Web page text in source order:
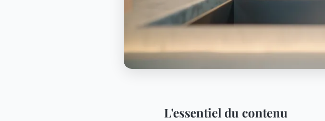
L'essentiel du contenu